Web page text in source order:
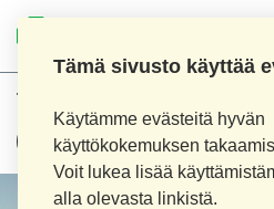
Tämä sivusto käyttää
Käytämme evästeitä hyvän
käyttökokemuksen
Voit lukea lisää
alla olevasta linkistä.
Tuotehaku: